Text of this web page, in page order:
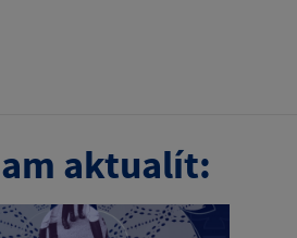
aktualít: